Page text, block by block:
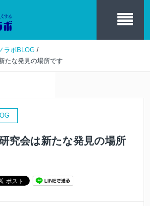
ラボBLOG /
たな発見の場所です
究会は新たな発見の場所